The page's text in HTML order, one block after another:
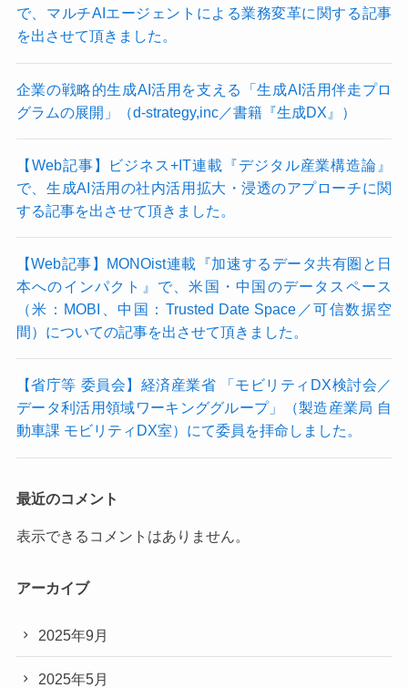
で、マルチAIエージェントによる業務変革に関する記事
を出させて頂きました。
企業の戦略的生成AI活用を支える「生成AI活用伴走プロ
グラムの展開」（d-strategy,inc／書籍『生成DX』）
【Web記事】ビジネス+IT連載『デジタル産業構造論』
で、生成AI活用の社内活用拡大・浸透のアプローチに関
する記事を出させて頂きました。
【Web記事】MONOist連載『加速するデータ共有圏と日
本へのインパクト』で、米国・中国のデータスペース
（米：MOBI、中国：Trusted Date Space／可信数据空
間）についての記事を出させて頂きました。
【省庁等 委員会】経済産業省 「モビリティDX検討会／
データ利活用領域ワーキンググループ」（製造産業局 自
動車課 モビリティDX室）にて委員を拝命しました。
最近のコメント
表示できるコメントはありません。
アーカイブ
2025年9月
2025年5月